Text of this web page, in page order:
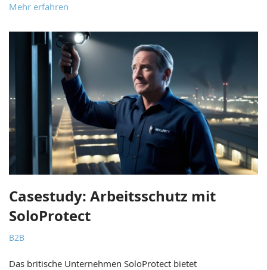
Mehr erfahren
Casestudy: Arbeitsschutz mit
SoloProtect
B2B
Das britische Unternehmen SoloProtect bietet